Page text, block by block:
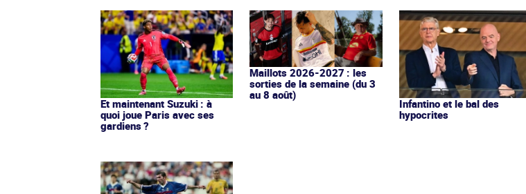
Et maintenant Suzuki : à
quoi joue Paris avec ses
gardiens ?
Maillots 2026-2027 : les
sorties de la semaine (du 3
au 8 août)
Infantino et le bal des
hypocrites